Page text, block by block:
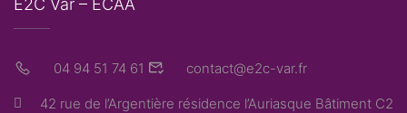
E2C Var – ECAA
04 94 51 74 61 contact@e2c-var.fr
42 rue de l’Argentière résidence l’Auriasque Bâtiment C2